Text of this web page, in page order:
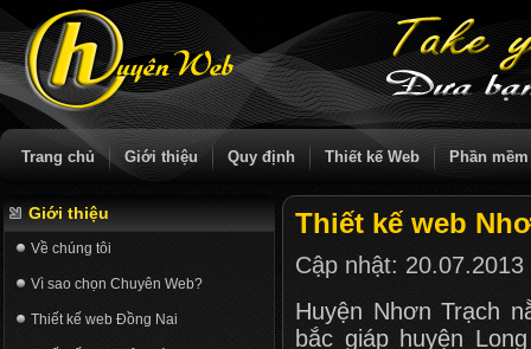
Trang chủ Giới thiệu Quy định Thiết kế Web Phần mềm
Giới thiệu
Về chúng tôi
Vì sao chọn Chuyên Web?
Thiết kế web Đồng Nai
Thiết kế web
Cập nhật: 20.07.2013
Huyện Nhơn Trạch
bắc giáp huyện